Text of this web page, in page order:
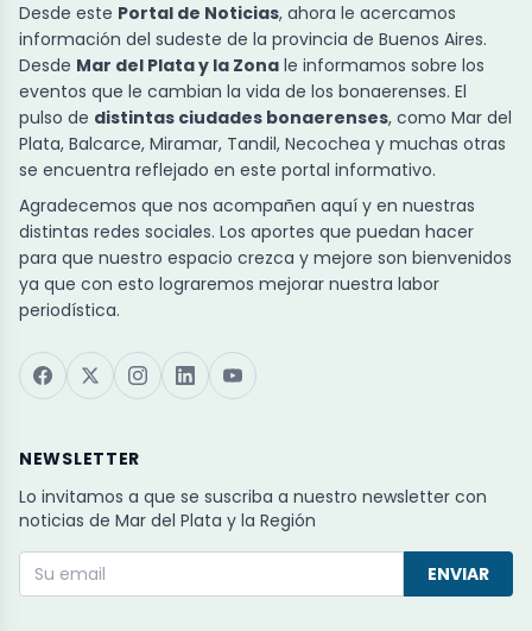
Desde este Portal de Noticias, ahora le acercamos
información del sudeste de la provincia de Buenos Aires.
Desde Mar del Plata y la Zona le informamos sobre los
eventos que le cambian la vida de los bonaerenses. El
pulso de distintas ciudades bonaerenses, como Mar del
Plata, Balcarce, Miramar, Tandil, Necochea y muchas otras
se encuentra reflejado en este portal informativo.
Agradecemos que nos acompañen aquí y en nuestras
distintas redes sociales. Los aportes que puedan hacer
para que nuestro espacio crezca y mejore son bienvenidos
ya que con esto lograremos mejorar nuestra labor
periodística.
NEWSLETTER
Lo invitamos a que se suscriba a nuestro newsletter con
noticias de Mar del Plata y la Región
ENVIAR